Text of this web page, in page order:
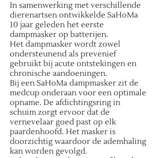
In samenwerking met verschillende
dierenartsen ontwikkelde SaHoMa
10 jaar geleden het eerste
dampmasker op batterijen.
Het dampmasker wordt zowel
ondersteunend als prevenief
gebruikt bij acute ontstekingen en
chronische aandoeningen.
Bij een SaHoMa dampmasker zit de
medcup onderaan voor een optimale
opname. De afdichtingsring in
schuim zorgt ervoor dat de
vernevelaar goed past op elk
paardenhoofd. Het masker is
doorzichtig waardoor de ademhaling
kan worden gevolgd.